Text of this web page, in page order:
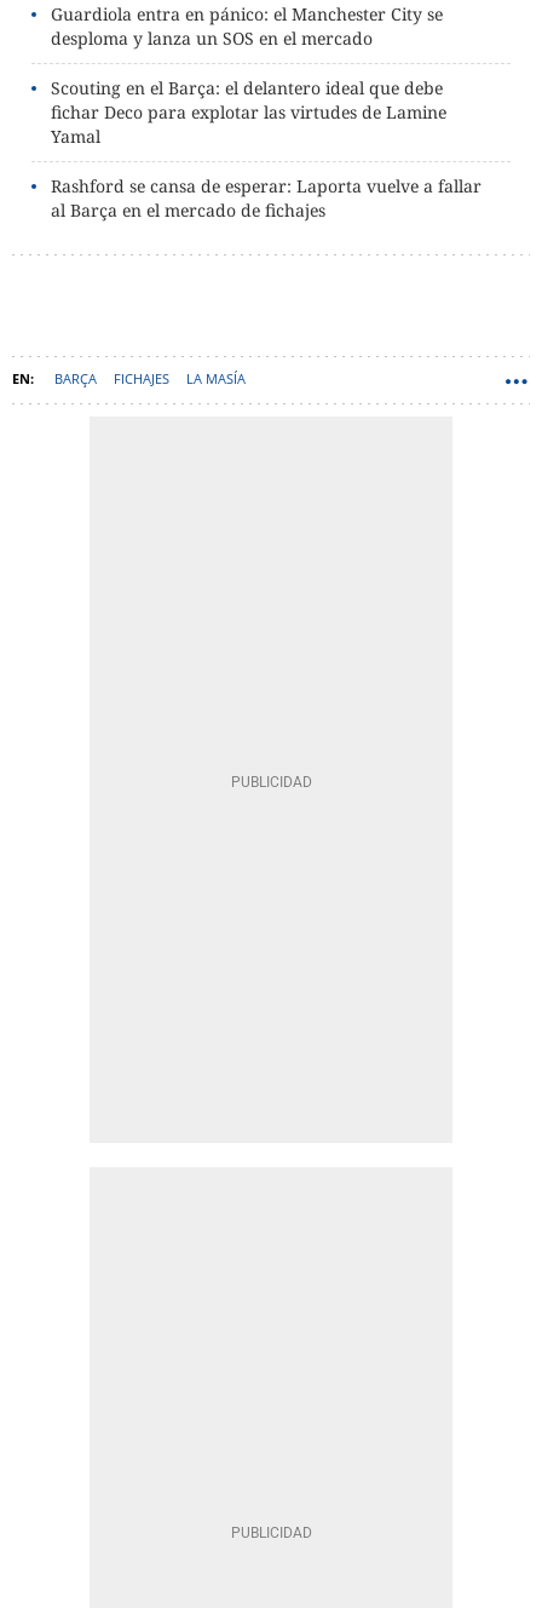
Guardiola entra en pánico: el Manchester City se
desploma y lanza un SOS en el mercado
Scouting en el Barça: el delantero ideal que debe
fichar Deco para explotar las virtudes de Lamine
Yamal
Rashford se cansa de esperar: Laporta vuelve a fallar
al Barça en el mercado de fichajes
BARÇA FICHAJES LA MASÍA